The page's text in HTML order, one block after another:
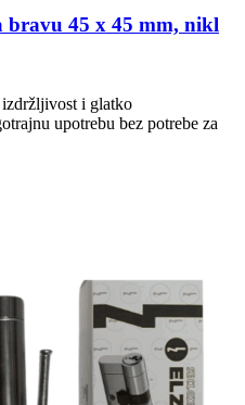
bravu 45 x 45 mm, nikl
i glatko
upotrebu bez potrebe za